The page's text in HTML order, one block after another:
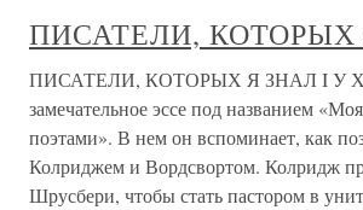
ПИСАТЕЛИ, КОТОРЫХ
ПИСАТЕЛИ, КОТОРЫХ Я ЗНАЛ I У
замечательное эссе под названием
поэтами». В нем он вспоминает, как
Колриджем и Вордсвортом. Колридж
Шрусбери, чтобы стать пастором в